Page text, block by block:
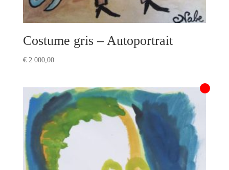
Costume gris – Autoportrait
€2 000,00